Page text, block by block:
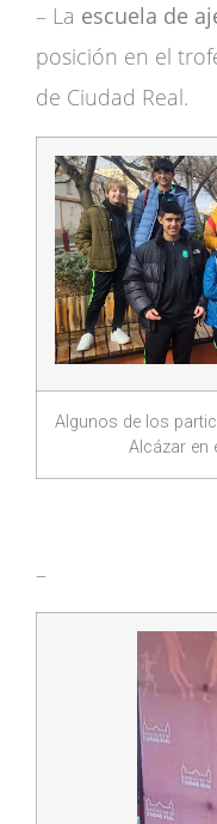
– La escuela de
posición en el
de Ciudad Real.
Algunos de los
Alcázar en
–